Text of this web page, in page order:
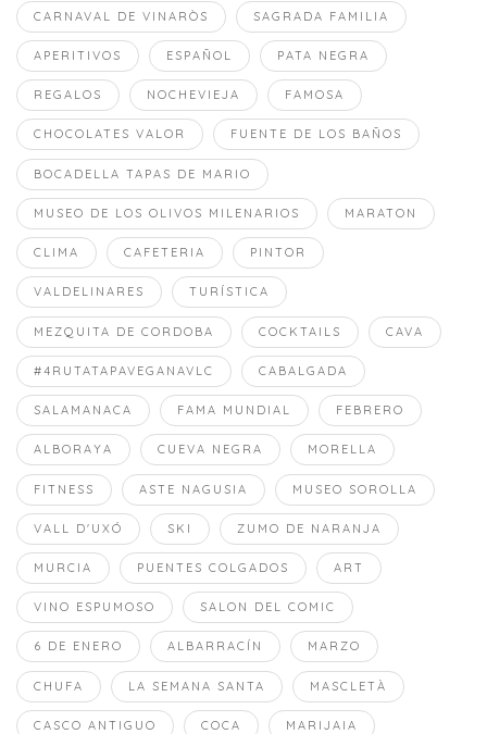
CARNAVAL DE VINARÒS SAGRADA FAMILIA
APERITIVOS ESPAÑOL PATA NEGRA
REGALOS NOCHEVIEJA FAMOSA
CHOCOLATES VALOR FUENTE DE LOS BAÑOS
BOCADELLA TAPAS DE MARIO
MUSEO DE LOS OLIVOS MILENARIOS MARATON
CLIMA CAFETERIA PINTOR
VALDELINARES TURÍSTICA
MEZQUITA DE CORDOBA COCKTAILS CAVA
#4RUTATAPAVEGANAVLC CABALGADA
SALAMANACA FAMA MUNDIAL FEBRERO
ALBORAYA CUEVA NEGRA MORELLA
FITNESS ASTE NAGUSIA MUSEO SOROLLA
VALL D'UXÓ SKI ZUMO DE NARANJA
MURCIA PUENTES COLGADOS ART
VINO ESPUMOSO SALON DEL COMIC
6 DE ENERO ALBARRACÍN MARZO
CHUFA LA SEMANA SANTA MASCLETÀ
CASCO ANTIGUO COCA MARIJAIA